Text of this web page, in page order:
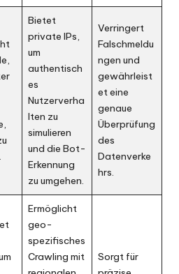
Bietet
private IPs,
um
authentisch
es
Nutzerverha
lten zu
simulieren
und die Bot-
Erkennung
zu umgehen.
Verringert
Falschmeldu
ngen und
gewährleist
et eine
genaue
Überprüfung
des
Datenverke
hrs.
Ermöglicht
geo-
spezifisches
Crawling mit
Sorgt für